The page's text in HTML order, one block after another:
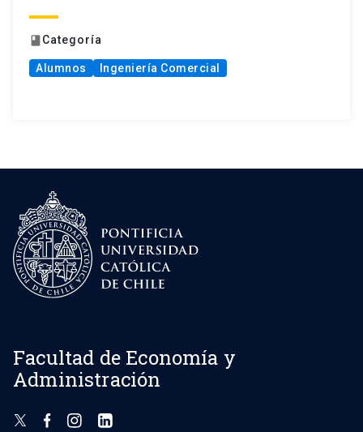
bookCategoría
Alumnos Ingeniería Comercial
Facultad de Economía y
Administración